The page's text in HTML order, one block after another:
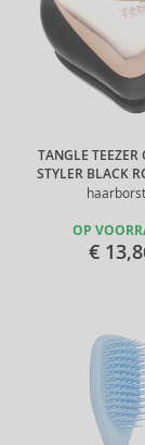
TANGLE TEEZER
STYLER BLACK
OP
€